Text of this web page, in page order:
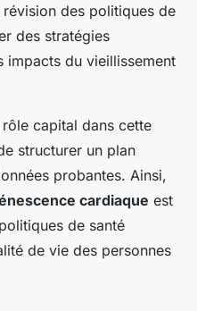
des politiques de
des stratégies
impacts du vieillissement
capital dans cette
structurer un plan
probantes. Ainsi,
cardiaque est
de santé
de vie des personnes